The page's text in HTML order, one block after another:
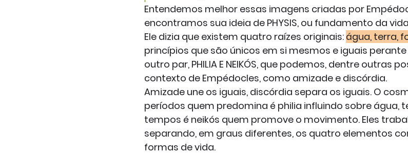
Entendemos melhor essas imagens criadas por
encontramos sua ideia de PHYSIS, ou fundamento da
Ele dizia que existem quatro raízes originais: água, terra,
princípios que são únicos em si mesmos e iguais
outro par, PHILIA E NEIKÓS, que podemos, dentre outras
contexto de Empédocles, como amizade e discórdia.
Amizade une os iguais, discórdia separa os iguais. O
períodos quem predomina é philia influindo sobre água,
tempos é neikós quem promove o movimento. Eles
separando, em graus diferentes, os quatro elementos
formas de vida.